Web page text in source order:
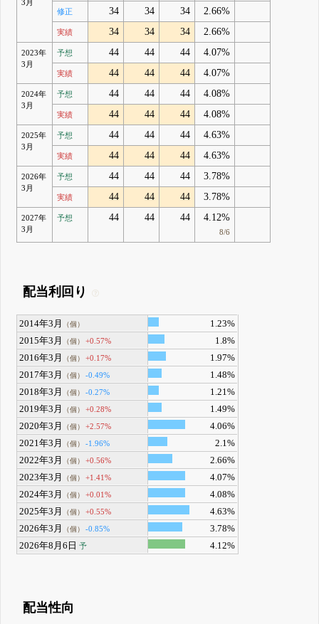
3月
修正 34 34 34 2.66%
実績 34 34 34 2.66%
2023年
3月
予想 44 44 44 4.07%
実績 44 44 44 4.07%
2024年
3月
予想 44 44 44 4.08%
実績 44 44 44 4.08%
2025年
3月
予想 44 44 44 4.63%
実績 44 44 44 4.63%
2026年
3月
予想 44 44 44 3.78%
実績 44 44 44 3.78%
2027年
3月
予想 44 44 44 4.12%
8/6
配当利回り
2014年3月 （個）
1.23%
2015年3月
（個） +0.57%
1.8%
2016年3月
（個） +0.17%
1.97%
2017年3月
（個） -0.49%
1.48%
2018年3月
（個） -0.27%
1.21%
2019年3月
（個） +0.28%
1.49%
2020年3月
（個） +2.57%
4.06%
2021年3月
（個） -1.96%
2.1%
2022年3月
（個） +0.56%
2.66%
2023年3月
（個） +1.41%
4.07%
2024年3月
（個） +0.01%
4.08%
2025年3月
（個） +0.55%
4.63%
2026年3月
（個） -0.85%
3.78%
2026年8月6日 予 4.12%
配当性向